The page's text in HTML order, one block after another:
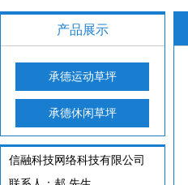
产品展示
承德运动草坪
承德休闲草坪
信融科技网络科技有限公司